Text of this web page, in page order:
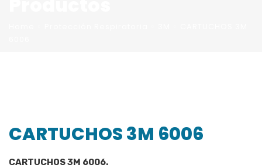
CARTUCHOS 3M 6006
CARTUCHOS 3M 6006.